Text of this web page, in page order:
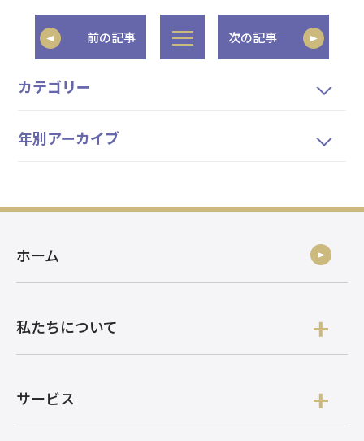
前の記事 次の記事
カテゴリー
年別アーカイブ
ホーム
私たちについて
サービス